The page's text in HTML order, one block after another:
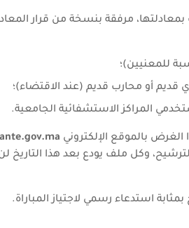
مرفقة بنسخة من قرار
للمعنيين)؛
أو محارب قديم (عند الاقتضاء)؛
المراكز الاستشفائية الجامعية.
الغرض بالموقع الإلكتروني
وكل ملف يودع بعد هذا التاريخ
بمثابة استدعاء رسمي لاجتياز المباراة.